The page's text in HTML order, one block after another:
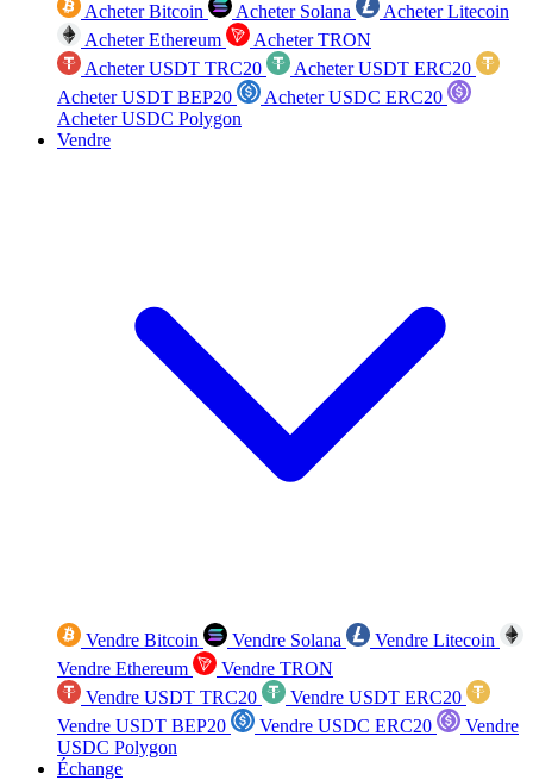
Acheter Bitcoin Acheter Solana
Acheter Litecoin
Acheter Ethereum
Acheter TRON
Acheter USDT TRC20
Acheter USDT ERC20
Acheter USDT BEP20
Acheter USDC ERC20
Acheter USDC Polygon
Vendre
Vendre Bitcoin Vendre Solana
Vendre Litecoin
Vendre Ethereum
Vendre TRON
Vendre USDT TRC20
Vendre USDT ERC20
Vendre USDT BEP20
Vendre USDC ERC20
Vendre
USDC Polygon
Échange